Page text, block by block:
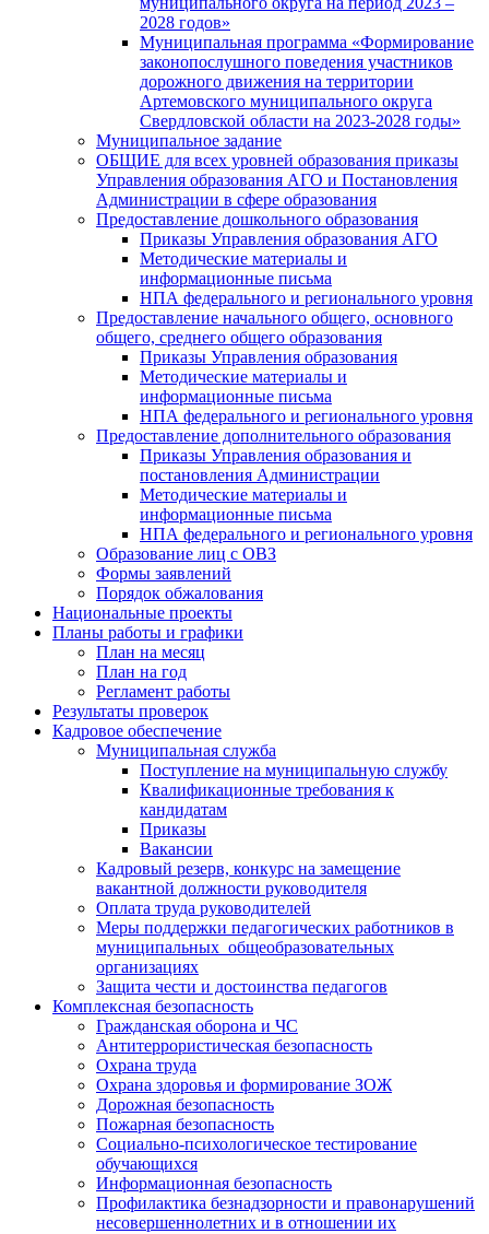
2028 годов»
Муниципальная программа «Формирование
законопослушного поведения участников
дорожного движения на территории
Артемовского муниципального округа
Свердловской области на 2023-2028 годы»
Муниципальное задание
ОБЩИЕ для всех уровней образования приказы
Управления образования АГО и Постановления
Администрации в сфере образования
Предоставление дошкольного образования
Приказы Управления образования АГО
Методические материалы и
информационные письма
НПА федерального и регионального уровня
Предоставление начального общего, основного
общего, среднего общего образования
Приказы Управления образования
Методические материалы и
информационные письма
НПА федерального и регионального уровня
Предоставление дополнительного образования
Приказы Управления образования и
постановления Администрации
Методические материалы и
информационные письма
НПА федерального и регионального уровня
Образование лиц с ОВЗ
Формы заявлений
Порядок обжалования
Национальные проекты
Планы работы и графики
План на месяц
План на год
Регламент работы
Результаты проверок
Кадровое обеспечение
Муниципальная служба
Поступление на муниципальную службу
Квалификационные требования к
кандидатам
Приказы
Вакансии
Кадровый резерв, конкурс на замещение
вакантной должности руководителя
Оплата труда руководителей
Меры поддержки педагогических работников в
муниципальных общеобразовательных
организациях
Защита чести и достоинства педагогов
Комплексная безопасность
Гражданская оборона и ЧС
Антитеррористическая безопасность
Охрана труда
Охрана здоровья и формирование ЗОЖ
Дорожная безопасность
Пожарная безопасность
Социально-психологическое тестирование
обучающихся
Информационная безопасность
Профилактика безнадзорности и правонарушений
несовершеннолетних и в отношении их